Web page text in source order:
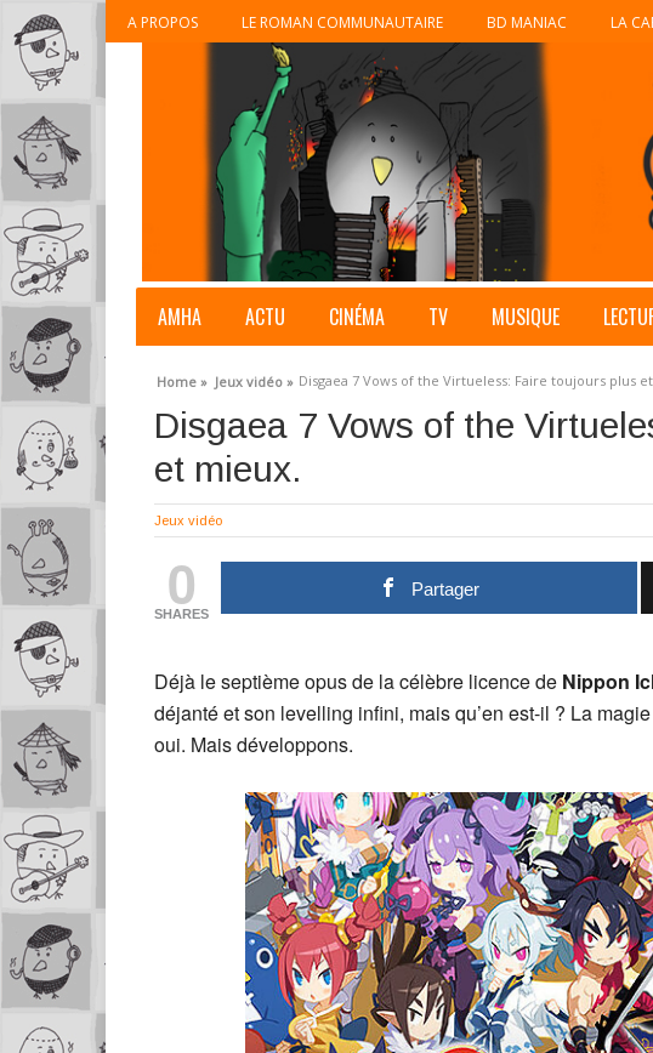
A PROPOS LE ROMAN COMMUNAUTAIRE BD MANIAC LA
AMHA ACTU CINÉMA TV MUSIQUE
Home » Jeux vidéo » Disgaea 7 Vows of the Virtueless: Faire toujours plus
Disgaea 7 Vows of the
et mieux.
Jeux vidéo
0
SHARES
Partager
Déjà le septième opus de la célèbre licence de Nippon
déjanté et son levelling infini, mais qu’en est-il ? La
oui. Mais développons.